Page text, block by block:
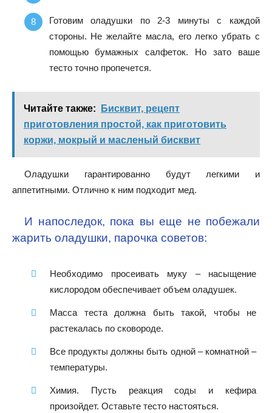
Готовим оладушки по 2-3 минуты с каждой
стороны. Не желайте масла, его легко убрать с
помощью бумажных салфеток. Но зато ваше
тесто точно пропечется.
Читайте также:
Бисквит, рецепт
приготовления простой, как приготовить
коржи, мокрый и масленый бисквит
Оладушки гарантированно будут легкими и
аппетитными. Отлично к ним подходит мед.
И напоследок, пока вы еще не побежали
жарить оладушки, парочка советов:
Необходимо просеивать муку – насыщение
кислородом обеспечивает объем оладушек.
Масса теста должна быть такой, чтобы не
растекалась по сковороде.
Все продукты должны быть одной – комнатной –
температуры.
Химия. Пусть реакция соды и кефира
произойдет. Оставьте тесто настояться.